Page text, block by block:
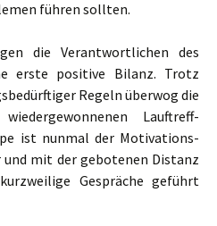
führen sollten.
die Verantwortlichen des
erste positive Bilanz. Trotz
Regeln überwog die
Lauftreff-
ist nunmal der Motivations-
mit der gebotenen Distanz
Gespräche geführt